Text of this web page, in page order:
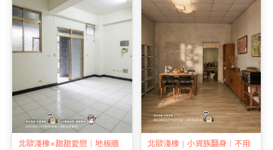
北歐淺橡×甜甜愛戀｜地板牆
北歐淺橡｜小資族翻身｜不用